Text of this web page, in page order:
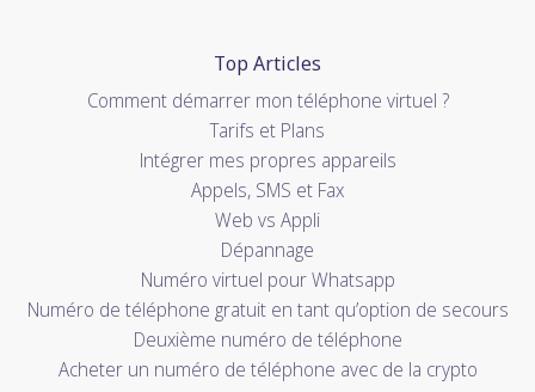
Top Articles
Comment démarrer mon téléphone virtuel ?
Tarifs et Plans
Intégrer mes propres appareils
Appels, SMS et Fax
Web vs Appli
Dépannage
Numéro virtuel pour Whatsapp
Numéro de téléphone gratuit en tant qu’option de secours
Deuxième numéro de téléphone
Acheter un numéro de téléphone avec de la crypto